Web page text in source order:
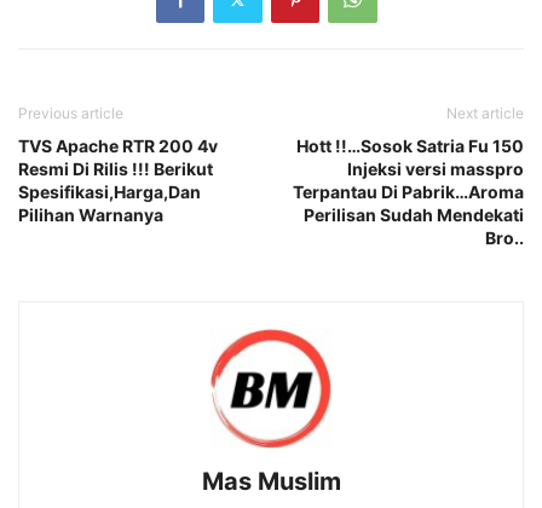
Previous article
TVS Apache RTR 200 4v
Resmi Di Rilis !!! Berikut
Spesifikasi,Harga,Dan
Pilihan Warnanya
Next article
Hott !!…Sosok Satria Fu 150
Injeksi versi masspro
Terpantau Di Pabrik…Aroma
Perilisan Sudah Mendekati
Bro..
Mas Muslim